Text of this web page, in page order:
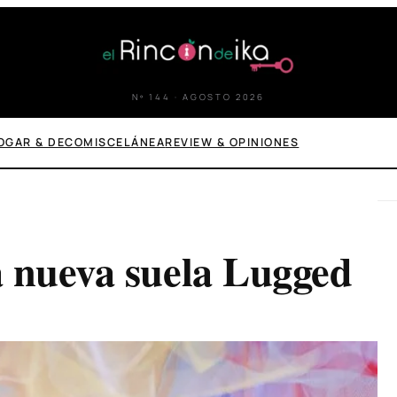
Nº 144 · AGOSTO 2026
& DECOMISCELÁNEAREVIEW & OPINIONES
suela Lugged